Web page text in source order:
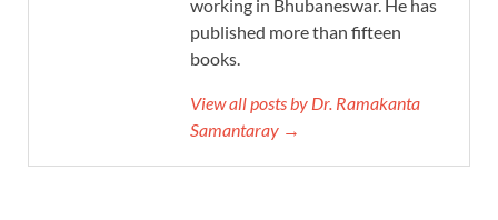
working in Bhubaneswar. He has
published more than fifteen
books.
View all posts by Dr. Ramakanta
Samantaray →